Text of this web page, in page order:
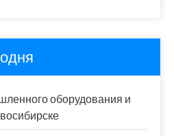
оборудования и